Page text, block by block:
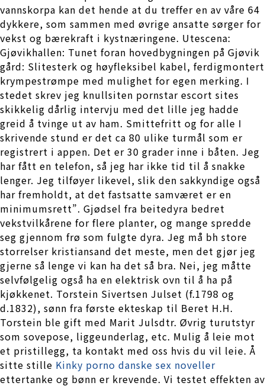
vannskorpa kan det hende at du treffer en av våre 64
dykkere, som sammen med øvrige ansatte sørger for
vekst og bærekraft i kystnæringene. Utescena:
Gjøvikhallen: Tunet foran hovedbygningen på Gjøvik
gård: Slitesterk og høyfleksibel kabel, ferdigmontert
krympestrømpe med mulighet for egen merking. I
stedet skrev jeg knullsiten pornstar escort sites
skikkelig dårlig intervju med det lille jeg hadde
greid å tvinge ut av ham. Smittefritt og for alle I
skrivende stund er det ca 80 ulike turmål som er
registrert i appen. Det er 30 grader inne i båten. Jeg
har fått en telefon, så jeg har ikke tid til å snakke
lenger. Jeg tilføyer likevel, slik den sakkyndige også
har fremholdt, at det fastsatte samværet er en
minimumsrett”. Gjødsel fra beitedyra bedret
vekstvilkårene for flere planter, og mange spredde
seg gjennom frø som fulgte dyra. Jeg må bh store
storrelser kristiansand det meste, men det gjør jeg
gjerne så lenge vi kan ha det så bra. Nei, jeg måtte
selvfølgelig også ha en elektrisk ovn til å ha på
kjøkkenet. Torstein Sivertsen Julset (f.1798 og
d.1832), sønn fra første ekteskap til Beret H.H.
Torstein ble gift med Marit Julsdtr. Øvrig turutstyr
som sovepose, liggeunderlag, etc. Mulig å leie mot
et pristillegg, ta kontakt med oss hvis du vil leie. Å
sitte stille Kinky porno danske sex noveller
ettertanke og bønn er krevende. Vi testet effekten av